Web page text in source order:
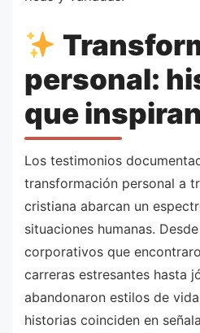
personal:
que inspiran
Los testimonios
transformación personal a
cristiana abarcan un
situaciones humanas.
corporativos que
carreras estresantes hasta
abandonaron estilos de
historias coinciden en